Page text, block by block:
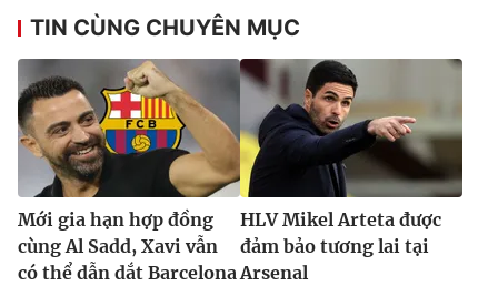
Ðiện thoại Thời báo VTV:
024.66 897 897
Email:
toasoan@vtv.vn
Liên hệ quảng cáo:024-7300.7108
TIN CÙNG CHUYÊN MỤC
Mới gia hạn hợp đồng
cùng Al Sadd, Xavi vẫn
có thể dẫn dắt Barcelona
HLV Mikel Arteta được
đảm bảo tương lai tại
Arsenal